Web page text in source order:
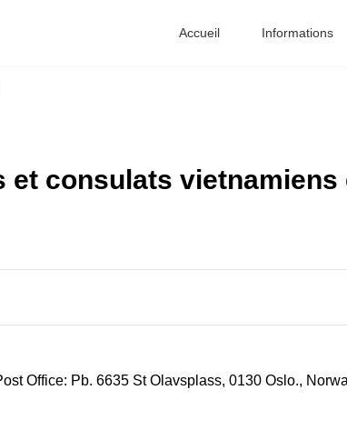
Accueil Informations
et consulats vietnamiens
Office: Pb. 6635 St Olavsplass, 0130 Oslo.,